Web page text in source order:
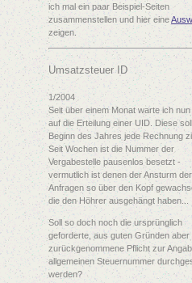
ich mal ein paar Beispiel-Seiten
zusammenstellen und hier eine
zeigen.
Umsatzsteuer ID
1/2004
Seit über einem Monat warte ich
auf die Erteilung einer UID. Diese
Beginn des Jahres jede Rechnung
Seit Wochen ist die Nummer der
Vergabestelle pausenlos besetzt -
vermutlich ist denen der Ansturm der
Anfragen so über den Kopf
die den Höhrer ausgehängt haben...
Soll so doch noch die ursprünglich
geforderte, aus guten Gründen aber
zurückgenommene Pflicht zur
allgemeinen Steuernummer
werden?